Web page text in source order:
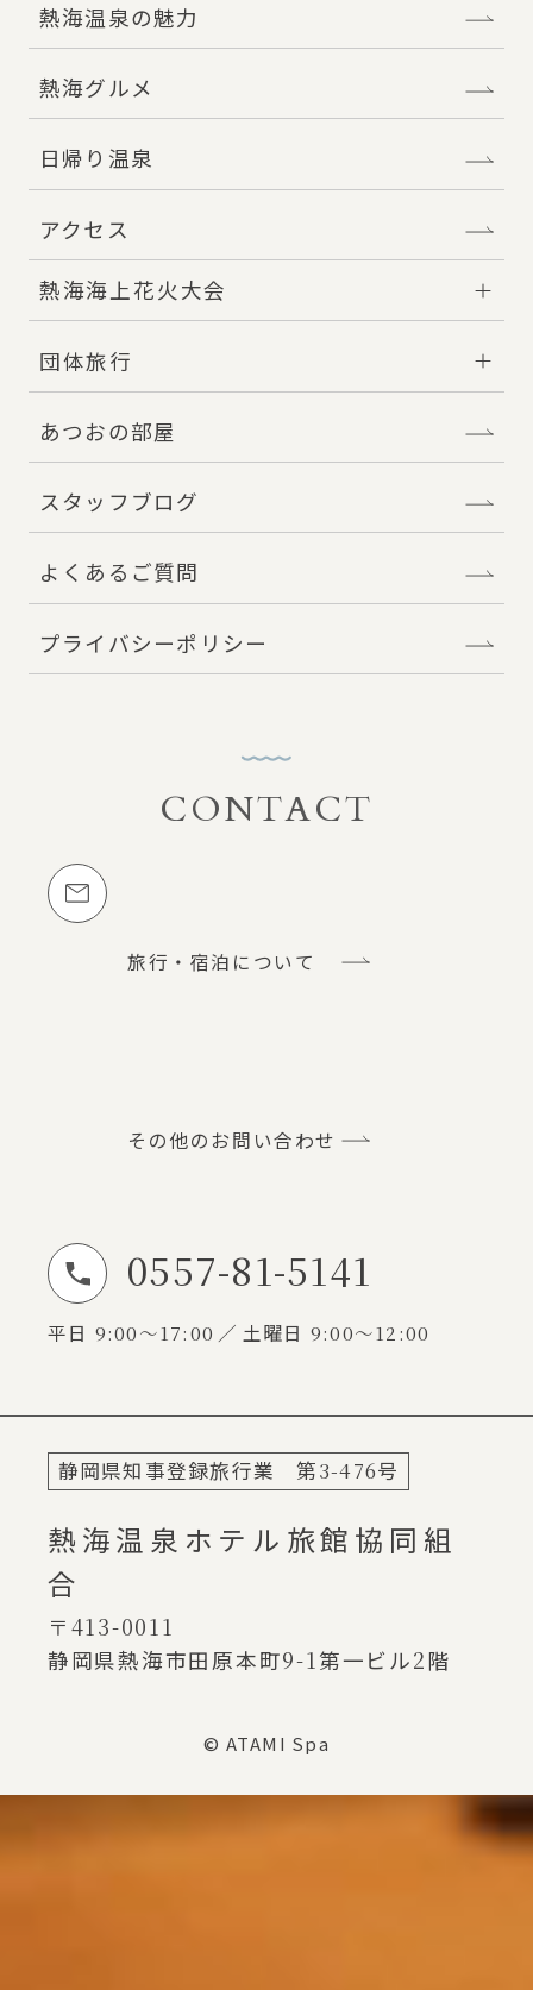
熱海温泉の魅力
熱海グルメ
日帰り温泉
アクセス
熱海海上花火大会
団体旅行
あつおの部屋
スタッフブログ
よくあるご質問
プライバシーポリシー
お問い合わせCONTACT
メールでのお問い合わせ
旅行・宿泊について
その他のお問い合わせ
お電話でのお問い合わせ
0557-81-5141
平日 9:00～17:00 土曜日 9:00～12:00
静岡県知事登録旅行業 第3-476号
熱海温泉ホテル旅館協同組
合
〒413-0011
静岡県熱海市田原本町9-1第一ビル2階
© ATAMI Spa